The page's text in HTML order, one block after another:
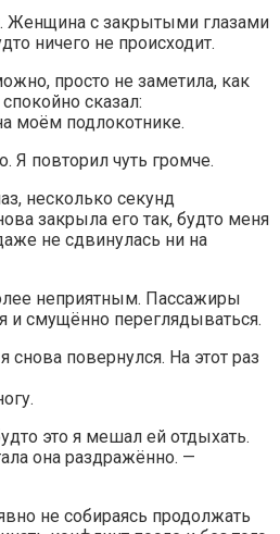
Женщина с закрытыми глазами
ничего не происходит.
просто не заметила, как
сказал:
моём подлокотнике.
Я повторил чуть громче.
несколько секунд
закрыла его так, будто меня
не сдвинулась ни на
неприятным. Пассажиры
и смущённо переглядываться.
снова повернулся. На этот раз
это я мешал ей отдыхать.
она раздражённо. —
не собираясь продолжать